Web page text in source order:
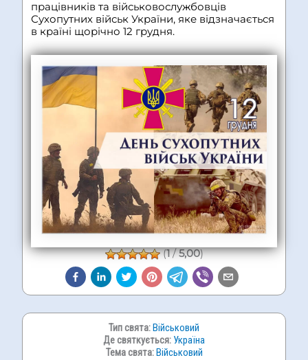
працівників та військовослужбовців
Сухопутних військ України, яке відзначається
в країні щорічно 12 грудня.
(1/5,00)
Тип свята:Військовий
Де святкується: Україна
Тема свята:Військовий